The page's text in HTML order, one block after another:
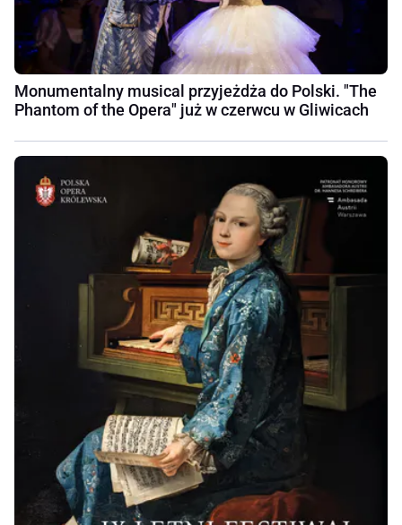
Monumentalny musical przyjeżdża do Polski. "The
Phantom of the Opera" już w czerwcu w Gliwicach